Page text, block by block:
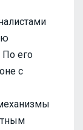
По его
с